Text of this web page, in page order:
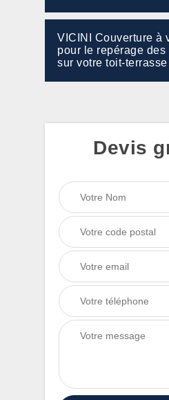
VICINI Couverture à
pour le repérage des
sur votre toit-terrasse
Devis